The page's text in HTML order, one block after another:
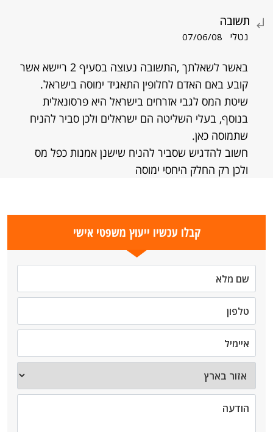
תשובה
נטלי 07/06/08
באשר לשאלתך ,התשובה נעוצה בסעיף 2 ריישא אשר
קובע באם האדם לחלופין התאגיד ימוסה בישראל.
שיטת המס לגבי אזרחים בישראל היא פרסונאלית
בנוסף, בעלי השליטה הם ישראלים ולכן סביר להניח
שתמוסה כאן.
חשוב להדגיש שסביר להניח שישנן אמנות כפל מס
ולכן רק החלק היחסי ימוסה
קבלו עכשיו ייעוץ משפטי אישי